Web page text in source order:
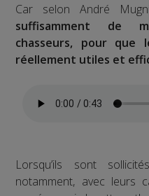
Car selon André
suffisamment de
chasseurs, pour que
réellement utiles et
Lorsqu’ils sont
notamment, avec leurs